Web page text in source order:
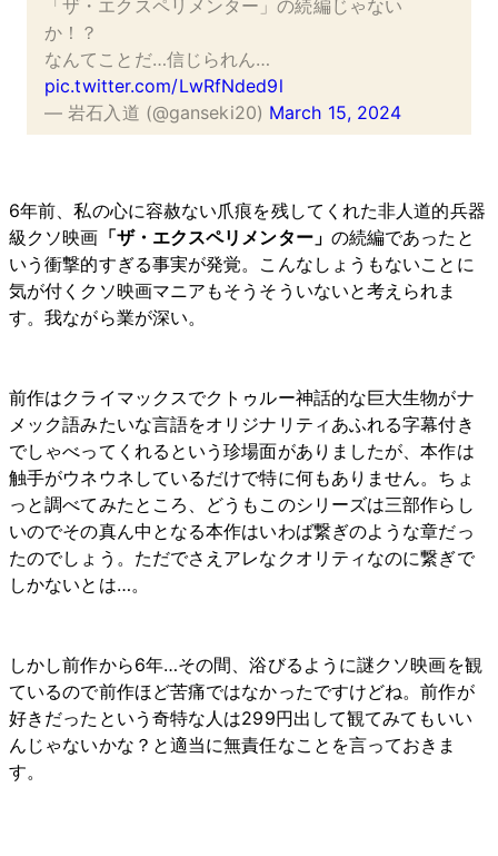
「ザ・エクスペリメンター」の続編じゃない
か！？
なんてことだ…信じられん…
pic.twitter.com/LwRfNded9l
— 岩石入道 (@ganseki20) March 15, 2024
6年前、私の心に容赦ない爪痕を残してくれた非人道的兵器
級クソ映画 「ザ・エクスペリメンター」 の続編であったと
いう衝撃的すぎる事実が発覚。こんなしょうもないことに
気が付くクソ映画マニアもそうそういないと考えられま
す。我ながら業が深い。
前作はクライマックスでクトゥルー神話的な巨大生物がナ
メック語みたいな言語をオリジナリティあふれる字幕付き
でしゃべってくれるという珍場面がありましたが、本作は
触手がウネウネしているだけで特に何もありません。ちょ
っと調べてみたところ、どうもこのシリーズは三部作らし
いのでその真ん中となる本作はいわば繋ぎのような章だっ
たのでしょう。ただでさえアレなクオリティなのに繋ぎで
しかないとは…。
しかし前作から6年…その間、浴びるように謎クソ映画を観
ているので前作ほど苦痛ではなかったですけどね。前作が
好きだったという奇特な人は299円出して観てみてもいい
んじゃないかな？と適当に無責任なことを言っておきま
す。